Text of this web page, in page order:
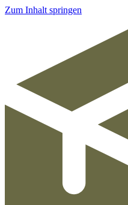
Zum Inhalt springen